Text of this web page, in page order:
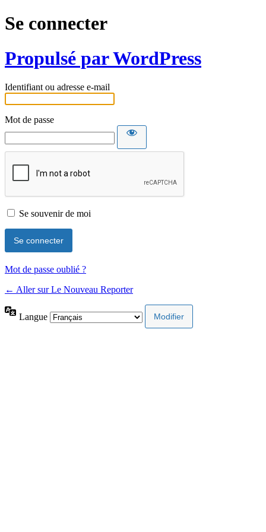
Se connecter
Propulsé par WordPress
Identifiant ou adresse e-mail
Mot de passe
Se souvenir de moi
Mot de passe oublié ?
← Aller sur Le Nouveau Reporter
Langue